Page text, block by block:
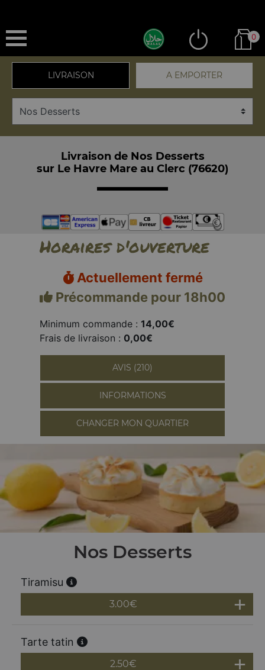
0
LIVRAISON A EMPORTER
Livraison de Nos Desserts
sur Le Havre Mare au Clerc (76620)
Horaires d'ouverture
Actuellement fermé
Précommande pour 18h00
Minimum commande : 14,00€
Frais de livraison : 0,00€
AVIS (210)
INFORMATIONS
CHANGER MON QUARTIER
Nos Desserts
Tiramisu
3.00€
Tarte tatin
2.50€